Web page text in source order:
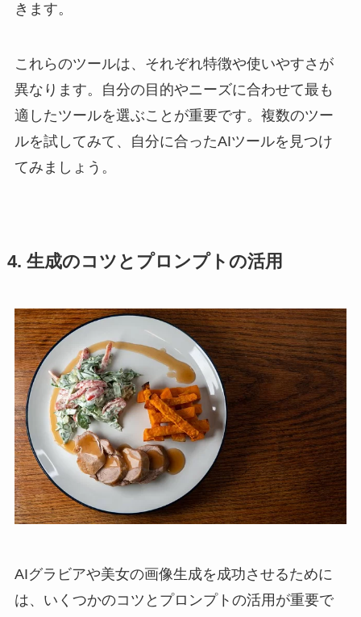
きます。
これらのツールは、それぞれ特徴や使いやすさが
異なります。自分の目的やニーズに合わせて最も
適したツールを選ぶことが重要です。複数のツー
ルを試してみて、自分に合ったAIツールを見つけ
てみましょう。
4. 生成のコツとプロンプトの活用
AIグラビアや美女の画像生成を成功させるために
は、いくつかのコツとプロンプトの活用が重要で